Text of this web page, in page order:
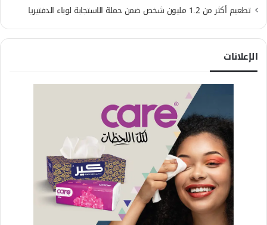
تطعيم أكثر من 1.2 مليون شخص ضمن حملة الاستجابة لوباء الدفتيريا
الإعلانات